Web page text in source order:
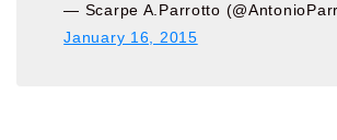
— Scarpe A.Parrotto
January 16, 2015